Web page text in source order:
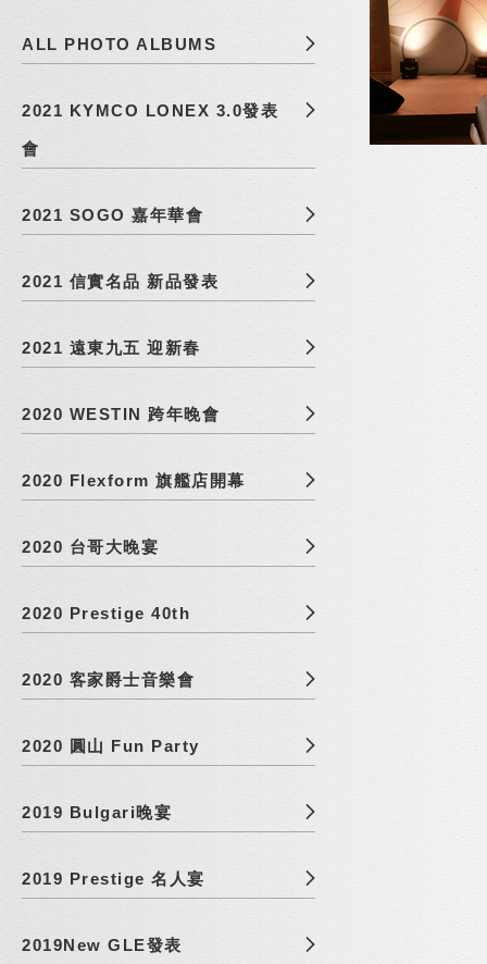
ALL PHOTO ALBUMS
2021 KYMCO LONEX 3.0發表
會
2021 SOGO 嘉年華會
2021 信實名品 新品發表
2021 遠東九五 迎新春
2020 WESTIN 跨年晚會
2020 Flexform 旗艦店開幕
2020 台哥大晚宴
2020 Prestige 40th
2020 客家爵士音樂會
2020 圓山 Fun Party
2019 Bulgari晚宴
2019 Prestige 名人宴
2019New GLE發表